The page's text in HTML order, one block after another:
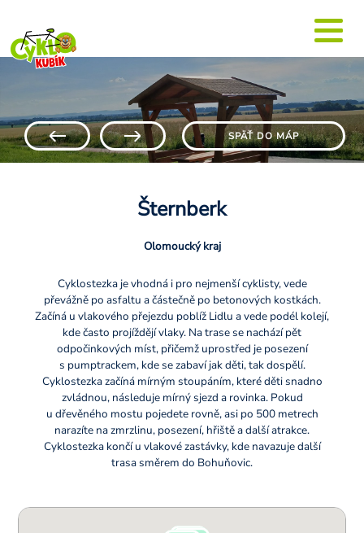
SPÄŤ DO MÁP
Šternberk
Olomoucký kraj
Cyklostezka je vhodná i pro nejmenší cyklisty, vede
převážně po asfaltu a částečně po betonových kostkách.
Začíná u vlakového přejezdu poblíž Lidlu a vede podél kolejí,
kde často projíždějí vlaky. Na trase se nachází pět
odpočinkových míst, přičemž uprostřed je posezení
s pumptrackem, kde se zabaví jak děti, tak dospělí.
Cyklostezka začíná mírným stoupáním, které děti snadno
zvládnou, následuje mírný sjezd a rovinka. Pokud
u dřevěného mostu pojedete rovně, asi po 500 metrech
narazíte na zmrzlinu, posezení, hřiště a další atrakce.
Cyklostezka končí u vlakové zastávky, kde navazuje další
trasa směrem do Bohuňovic.